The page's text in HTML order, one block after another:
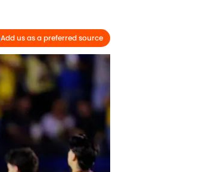
Add us as a preferred source